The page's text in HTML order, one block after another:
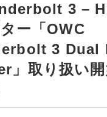
3 –
ー「OWC
3 Dual
」取り扱い